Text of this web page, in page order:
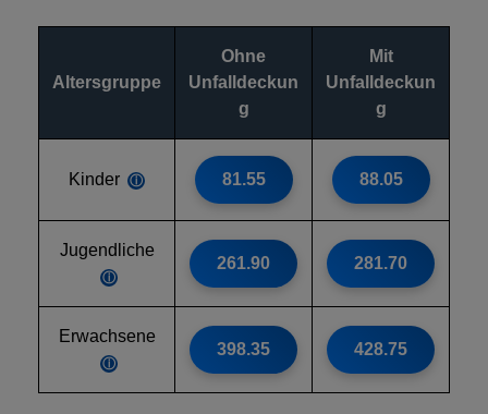
Altersgruppe
Ohne
Unfalldeckun
g
Mit
Unfalldeckun
g
Kinder ⓘ 81.55 88.05
Jugendliche
ⓘ
261.90 281.70
Erwachsene
ⓘ
398.35 428.75